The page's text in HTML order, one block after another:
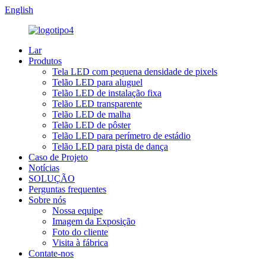
English
Lar
Produtos
Tela LED com pequena densidade de pixels
Telão LED para aluguel
Telão LED de instalação fixa
Telão LED transparente
Telão LED de malha
Telão LED de pôster
Telão LED para perímetro de estádio
Telão LED para pista de dança
Caso de Projeto
Notícias
SOLUÇÃO
Perguntas frequentes
Sobre nós
Nossa equipe
Imagem da Exposição
Foto do cliente
Visita à fábrica
Contate-nos